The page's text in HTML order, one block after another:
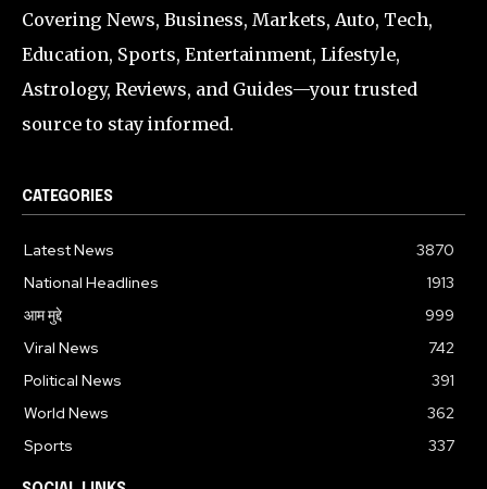
Covering News, Business, Markets, Auto, Tech,
Education, Sports, Entertainment, Lifestyle,
Astrology, Reviews, and Guides—your trusted
source to stay informed.
CATEGORIES
Latest News
3870
National Headlines
1913
आम मुद्दे
999
Viral News
742
Political News
391
World News
362
Sports
337